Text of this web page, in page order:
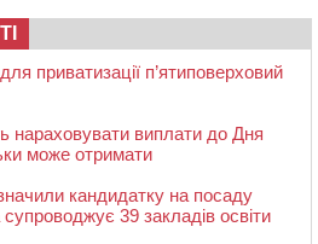
приватизації п’ятиповерховий
нараховувати виплати до Дня
може отримати
кандидатку на посаду
39 закладів освіти